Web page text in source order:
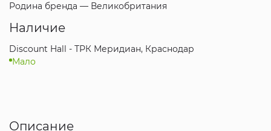
Родина бренда — Великобритания
Наличие
Discount Hall - ТРК Меридиан, Краснодар
Мало
Описание